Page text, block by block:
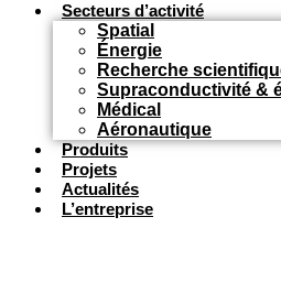
Secteurs d’activité
Spatial
Énergie
Recherche
Supraconductivité &
Médical
Aéronautique
Produits
Projets
Actualités
L’entreprise